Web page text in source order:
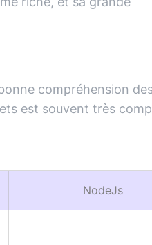
compréhension
est souvent très
NodeJs